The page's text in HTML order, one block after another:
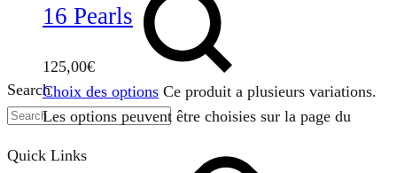
Search
Quick Links
16 Pearls
125,00€
Choix des options Ce produit a plusieurs variations.
Les options peuvent être choisies sur la page du